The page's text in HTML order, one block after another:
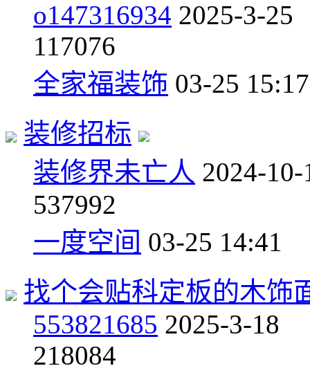
o147316934 2025-3-25
117076
全家福装饰 03-25 15:17
装修招标
装修界未亡人 2024-10-
537992
一度空间 03-25 14:41
找个会贴科定板的木饰
553821685 2025-3-18
218084